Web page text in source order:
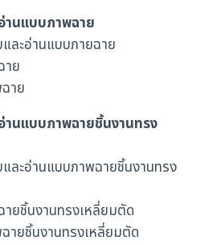
านแบบภาพฉาย
ละอ่านแบบภายฉาย
าย
าย
านแบบภาพฉายชิ้นงานทรง
ละอ่านแบบภาพฉายชิ้นงานทรง
ยชิ้นงานทรงเหลี่ยมตัด
ายชิ้นงานทรงเหลี่ยมตัด